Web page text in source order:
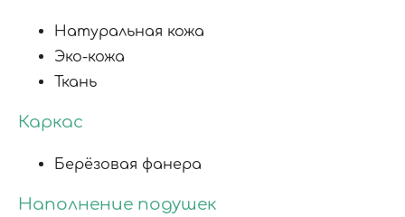
Натуральная кожа
Эко-кожа
Ткань
Каркас
Берёзовая фанера
Наполнение подушек